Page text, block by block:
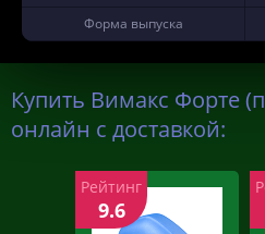
Форма выпуска
Купить Вимакс Форте
онлайн с доставкой:
Рейтинг
9.6